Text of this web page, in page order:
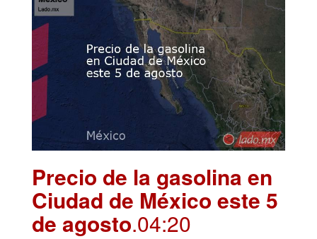
Precio de la gasolina en
Ciudad de México este 5
de agosto.04:20